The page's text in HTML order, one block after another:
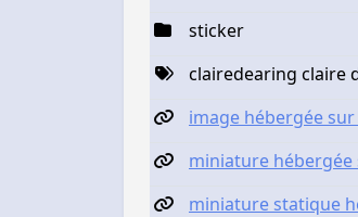
sticker
clairedearing claire
image hébergée sur
miniature hébergée
miniature statique